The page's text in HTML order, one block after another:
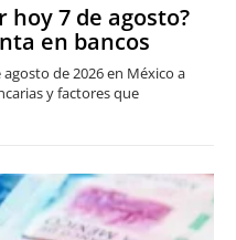
hoy 7 de agosto?
en bancos
de 2026 en México a
y factores que